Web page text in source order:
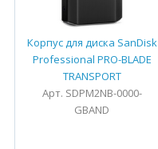
Корпус для диска SanDisk
Professional PRO-BLADE
TRANSPORT
Арт. SDPM2NB-0000-
GBAND